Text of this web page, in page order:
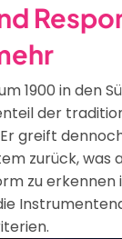
1900 in den
der
greift
zurück, was
zu erkennen